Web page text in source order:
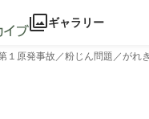
ギャラリー
１原発事故／粉じん問題／がれ